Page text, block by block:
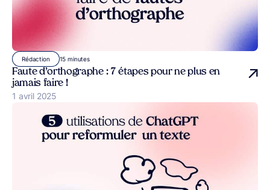
Rédaction 15 minutes
Faute d’orthographe : 7 étapes pour ne plus en
jamais faire !
Publié le
1 avril 2025